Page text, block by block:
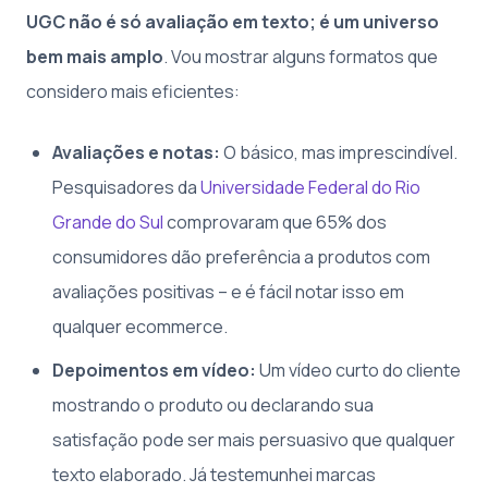
UGC não é só avaliação em texto; é um universo
bem mais amplo. Vou mostrar alguns formatos que
considero mais eficientes:
Avaliações e notas: O básico, mas imprescindível.
Pesquisadores daUniversidade Federal do Rio
Grande do Sulcomprovaram que 65% dos
consumidores dão preferência a produtos com
avaliações positivas – e é fácil notar isso em
qualquer ecommerce.
Depoimentos em vídeo: Um vídeo curto do cliente
mostrando o produto ou declarando sua
satisfação pode ser mais persuasivo que qualquer
texto elaborado. Já testemunhei marcas